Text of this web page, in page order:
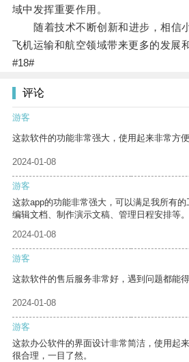
域中发挥重要作用。
随着技术不断创新和进步，相信
飞机运输和航空领域带来更多的发展
#18#
评论
游客
这款软件的功能非常强大，使用起来非常方便
2024-01-08
游客
这款app的功能非常强大，可以满足我所有
编辑文档、制作演示文稿、管理日程安排等。
2024-01-08
游客
这款软件的售后服务非常好，遇到问题都能得
2024-01-08
游客
这款办公软件的界面设计非常简洁，使用起
很合理，一目了然。